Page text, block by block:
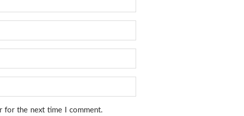
for the next time I comment.